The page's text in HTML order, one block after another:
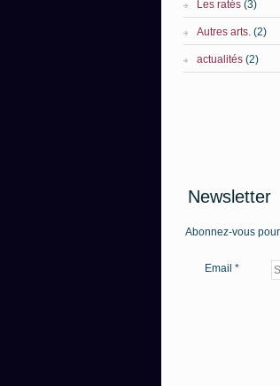
Les ratés (3)
Autres arts. (2)
actualités (2)
Newsletter
Abonnez-vous
Email